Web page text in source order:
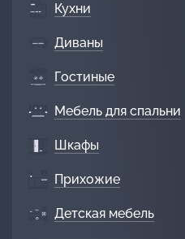
Кухни
Диваны
Гостиные
Мебель для спальни
Шкафы
Прихожие
Детская мебель